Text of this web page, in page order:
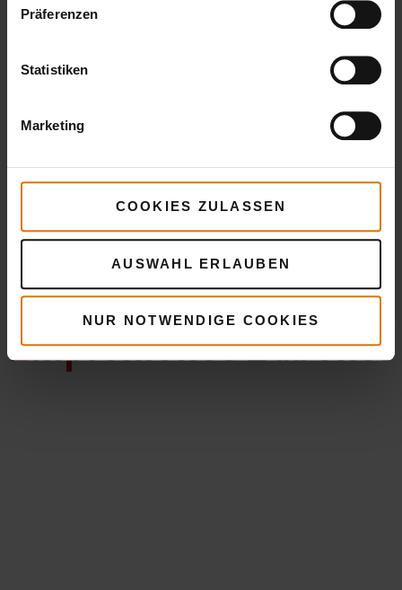
Präferenzen
Statistiken
Marketing
COOKIES ZULASSEN
AUSWAHL ERLAUBEN
NUR NOTWENDIGE COOKIES
Weber Connect Smart Grilling Hub
Deluxe-Tranchierbesteck
LISTE DRUCKEN
Sei perfekt vorbereitet
Empfohlenes Zubehör